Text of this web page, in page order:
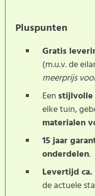
Pluspunten
Gratis
(m.u.v. de
meerprijs
Een stijlvolle
elke tuin,
materialen
15 jaar
onderdelen.
Levertijd
de actuele